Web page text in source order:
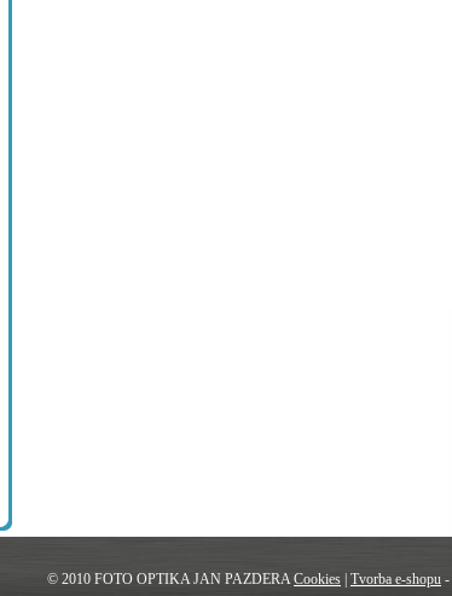
© 2010 FOTO OPTIKA JAN PAZDERA Cookies Tvorba e-shopu -